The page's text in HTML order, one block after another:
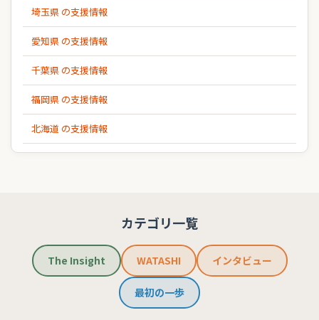
埼玉県 の支援情報
愛知県 の支援情報
千葉県 の支援情報
福岡県 の支援情報
北海道 の支援情報
カテゴリ一覧
The Insight WATASHI インタビュー
最初の一歩